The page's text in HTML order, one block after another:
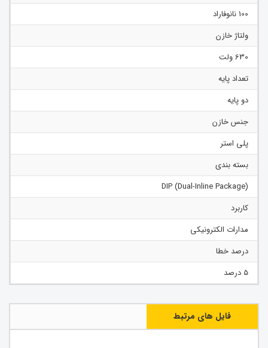
100 نانوفاراد
ولتاژ خازن
630 ولت
تعداد پایه
دو پایه
جنس خازن
پلی استر
بسته بندی
(Dual-Inline Package) DIP
کاربرد
مدارات الکترونیکی
درصد خطا
5 درصد
فایل های مرتبط